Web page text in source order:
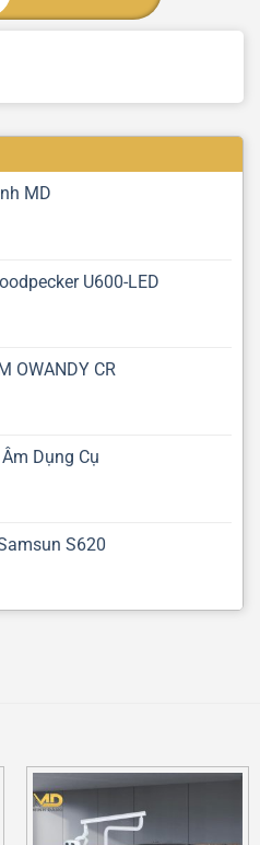
MD
U600-LED
OWANDY CR
Dụng Cụ
S620